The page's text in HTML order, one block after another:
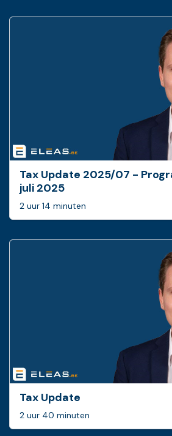
Tax Update 2025/07 -
juli 2025
2 uur 14 minuten
Tax Update
2 uur 40 minuten